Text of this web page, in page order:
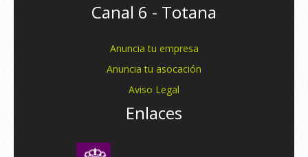
Canal 6 - Totana
Anuncia tu empresa
Anuncia tu asocación
Aviso Legal
Enlaces